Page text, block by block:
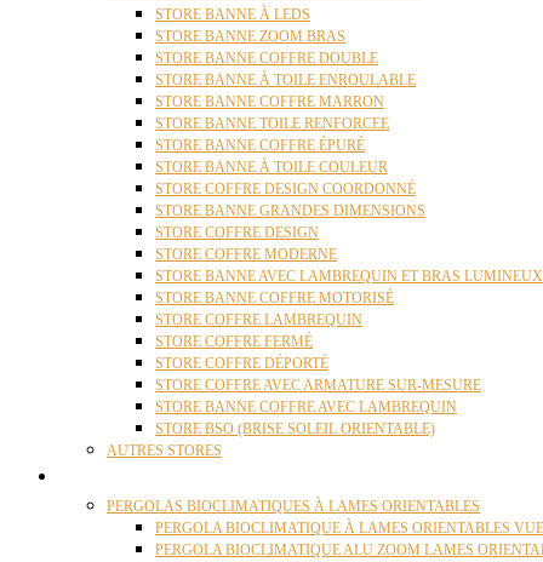
STORE BANNE À LEDS
STORE BANNE ZOOM BRAS
STORE BANNE COFFRE DOUBLE
STORE BANNE À TOILE ENROULABLE
STORE BANNE COFFRE MARRON
STORE BANNE TOILE RENFORCEE
STORE BANNE COFFRE ÉPURÉ
STORE BANNE À TOILE COULEUR
STORE COFFRE DESIGN COORDONNÉ
STORE BANNE GRANDES DIMENSIONS
STORE COFFRE DESIGN
STORE COFFRE MODERNE
STORE BANNE AVEC LAMBREQUIN ET BRAS LUMINEUX
STORE BANNE COFFRE MOTORISÉ
STORE COFFRE LAMBREQUIN
STORE COFFRE FERMÉ
STORE COFFRE DÉPORTÉ
STORE COFFRE AVEC ARMATURE SUR-MESURE
STORE BANNE COFFRE AVEC LAMBREQUIN
STORE BSO (BRISE SOLEIL ORIENTABLE)
AUTRES STORES
PERGOLAS BIOCLIMATIQUES À LAMES ORIENTABLES
PERGOLA BIOCLIMATIQUE À LAMES ORIENTABLES
PERGOLA BIOCLIMATIQUE ALU ZOOM LAMES